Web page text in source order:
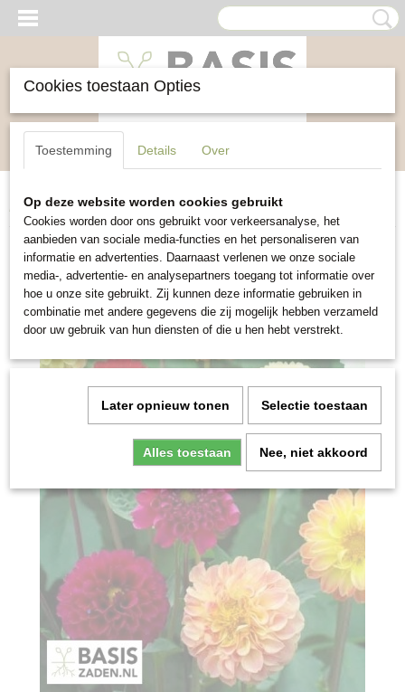
Inloggen Registreren
Home>Bloemen>Dahlia Pompon mixed
Cookies toestaan Opties
Toestemming Details Over
Op deze website worden cookies gebruikt
Cookies worden door ons gebruikt voor verkeersanalyse, het
aanbieden van sociale media-functies en het personaliseren van
informatie en advertenties. Daarnaast verlenen we onze sociale
media-, advertentie- en analysepartners toegang tot informatie over
hoe u onze site gebruikt. Zij kunnen deze informatie gebruiken in
combinatie met andere gegevens die zij mogelijk hebben verzameld
door uw gebruik van hun diensten of die u hen hebt verstrekt.
Later opnieuw tonen Selectie toestaan
Alles toestaan Nee, niet akkoord